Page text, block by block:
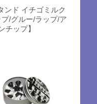
ンド イチゴミルク
/グルー/ラップ/ア
チップ】